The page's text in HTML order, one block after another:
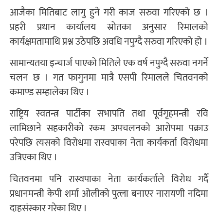
आजैका मितिबाट लागु हुने गरी काज सरुवा गरिएको छ ।
प्रहरी प्रधान कार्यालय स्रोतका अनुसार रिमालको
कार्यक्षमतामाथि प्रश्न उठेपछि अवधि नपुग्दै सरुवा गरिएको हो ।
सामान्यतया इन्चार्ज पाएको मितिले एक वर्ष नपुग्दै सरुवा नगर्ने
चलन छ । गत फागुनमा मात्रै एसपी रिमालले चितवनको
कमाण्ड सम्हालेका थिए ।
राष्ट्रिय स्वतन्त्र पार्टीका सभापति तथा पूर्वगृहमन्त्री रवि
लामिछाने सहकारीको रकम अपचलनको आरोपमा पक्राउ
परेपछि त्यसको विरोधमा रास्वपाका नेता कार्यकर्ता विरोधमा
उत्रिएका थिए ।
चितवनमा पनि रास्वपाका नेता कार्यकर्ताले विरोध गर्दै
प्रधानमन्त्री केपी शर्मा ओलीको पुत्ला बनाएर नारायणी नदिमा
दाहसंस्कार गरेका थिए ।